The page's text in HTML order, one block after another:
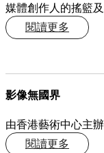
媒體創作人的搖籃
閱讀更多
影像無國界
由香港藝術中心主
閱讀更多